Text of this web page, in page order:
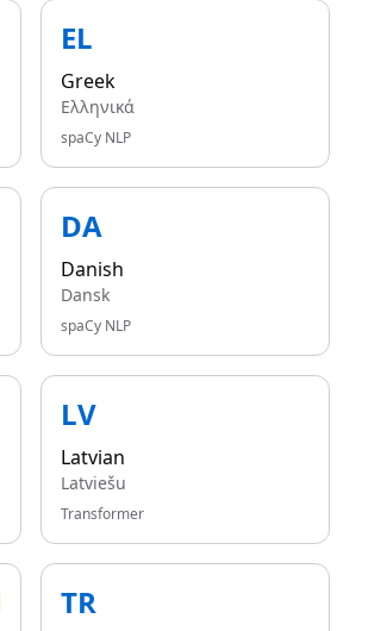
EL
Greek
Ελληνικά
spaCy NLP
DA
Danish
Dansk
spaCy NLP
LV
Latvian
Latviešu
Transformer
TR